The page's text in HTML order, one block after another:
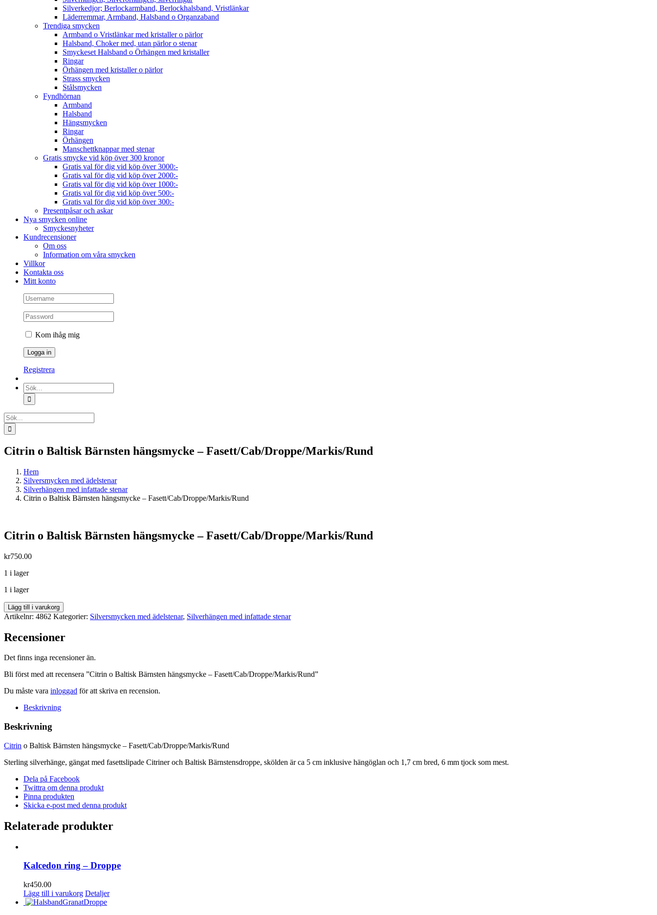
Silverkedjor; Berlockarmband, Berlockhalsband, Vristlänkar
Läderremmar, Armband, Halsband o Organzaband
Trendiga smycken
Armband o Vristlänkar med kristaller o pärlor
Halsband, Choker med, utan pärlor o stenar
Smyckeset Halsband o Örhängen med kristaller
Ringar
Örhängen med kristaller o pärlor
Strass smycken
Stålsmycken
Fyndhörnan
Armband
Halsband
Hängsmycken
Ringar
Örhängen
Manschettknappar med stenar
Gratis smycke vid köp över 300 kronor
Gratis val för dig vid köp över 3000:-
Gratis val för dig vid köp över 2000:-
Gratis val för dig vid köp över 1000:-
Gratis val för dig vid köp över 500:-
Gratis val för dig vid köp över 300:-
Presentpåsar och askar
Nya smycken online
Smyckesnyheter
Kundrecensioner
Om oss
Information om våra smycken
Villkor
Kontakta oss
Mitt konto
Kom ihåg mig
Registrera
Sök
efter:
Sök
efter:
Citrin o Baltisk Bärnsten hängsmycke – Fasett/Cab/Droppe/Markis/Rund
Hem
Silversmycken med ädelstenar
Silverhängen med infattade stenar
Citrin o Baltisk Bärnsten hängsmycke – Fasett/Cab/Droppe/Markis/Rund
Citrin o Baltisk Bärnsten hängsmycke – Fasett/Cab/Droppe/Markis/Rund
kr750.00
1 i lager
1 i lager
Citrin
o
Bärnsten
hängsmycke
Fasett/Cab/Droppe/Markis/Rund
Lägg till i varukorg
Artikelnr: 4862 Kategorier: Silversmycken med ädelstenar, Silverhängen med infattade stenar
Recensioner
Det finns inga recensioner än.
Bli först med att recensera ”Citrin o Baltisk Bärnsten hängsmycke – Fasett/Cab/Droppe/Markis/Rund”
Du måste vara inloggad för att skriva en recension.
Beskrivning
Beskrivning
Citrin o Baltisk Bärnsten hängsmycke – Fasett/Cab/Droppe/Markis/Rund
Sterling silverhänge, gängat med fasettslipade Citriner och Baltisk Bärnstensdroppe, skölden är ca 5 cm inklusive hängöglan och 1,7 cm bred, 6 mm tjock som mest.
Dela på Facebook
Twittra om denna produkt
Pinna produkten
Skicka e-post med denna produkt
Relaterade produkter
Kalcedon ring – Droppe
kr450.00
Lägg till i varukorg Detaljer